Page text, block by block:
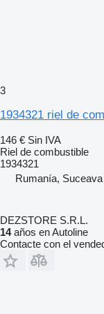
3
1934321 riel de
146 € Sin IVA
Riel de combustible
1934321
Rumanía, Suceava
DEZSTORE S.R.L.
14años en Autoline
Contacte con el